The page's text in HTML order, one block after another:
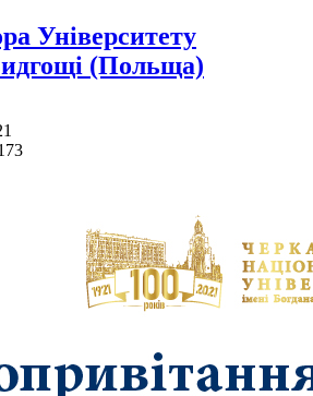
Університету
(Польща)